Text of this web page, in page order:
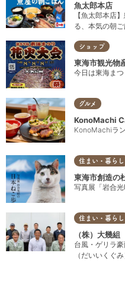
魚太郎本店
【魚太郎本店
る、本気の朝
ショップ
東海市観光物
今日は東海ま
グルメ
KonoMachi
KonoMachiラ
住まい・暮らし
東海市創造の
写真展「岩合
住まい・暮らし
（株）大幾組
台風・ゲリラ
（だいいくぐ